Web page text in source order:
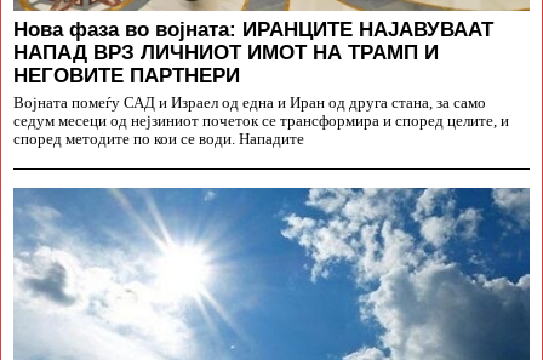
Нова фаза во војната: ИРАНЦИТЕ НАЈАВУВААТ
НАПАД ВРЗ ЛИЧНИОТ ИМОТ НА ТРАМП И
НЕГОВИТЕ ПАРТНЕРИ
Војната помеѓу САД и Израел од една и Иран од друга стана, за само
седум месеци од нејзиниот почеток се трансформира и според целите, и
според методите по кои се води. Нападите